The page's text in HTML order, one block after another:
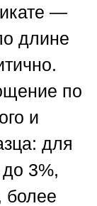
—
длине
по
и
для
3%,
более